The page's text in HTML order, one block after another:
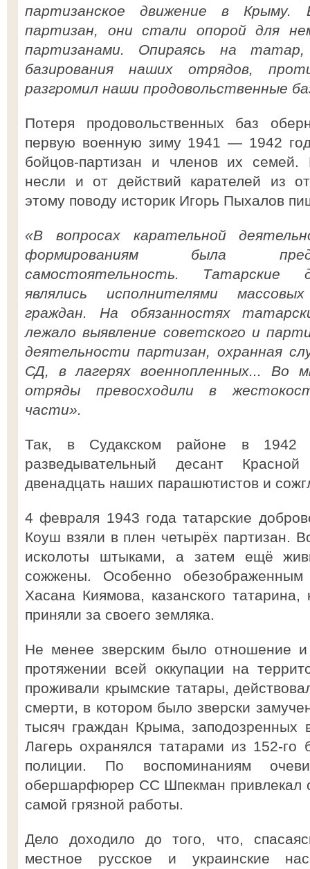
партизанское движение в
партизан, они стали опорой для
партизанами. Опираясь на
базирования наших отрядов,
разгромил наши продовольственные
Потеря продовольственных баз
первую военную зиму 1941 — 1942
бойцов-партизан и членов их
несли и от действий карателей из
этому поводу историк Игорь Пыхалов
«В вопросах карательной
формированиям была
самостоятельность. Татарские
являлись исполнителями
граждан. На обязанностях
лежало выявление советского и
деятельности партизан, охранная
СД, в лагерях военнопленных... Во
отряды превосходили в
части».
Так, в Судакском районе в 1942
разведывательный десант
двенадцать наших парашютистов и
4 февраля 1943 года татарские
Коуш взяли в плен четырёх партизан.
исколоты штыками, а затем ещё
сожжены. Особенно обезображенным
Хасана Киямова, казанского татарина,
приняли за своего земляка.
Не менее зверским было отношение
протяжении всей оккупации на
проживали крымские татары,
смерти, в котором было зверски
тысяч граждан Крыма, заподозренных
Лагерь охранялся татарами из 152-го
полиции. По воспоминаниям
обершарфюрер СС Шпекман привлекал
самой грязной работы.
Дело доходило до того, что,
местное русское и украинские